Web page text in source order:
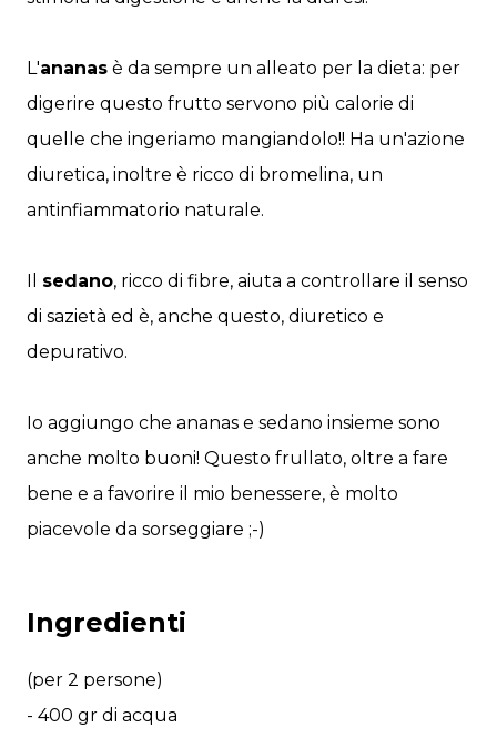
L'ananas è da sempre un alleato per la dieta: per
digerire questo frutto servono più calorie di
quelle che ingeriamo mangiandolo!! Ha un'azione
diuretica, inoltre è ricco di bromelina, un
antinfiammatorio naturale.
Il sedano, ricco di fibre, aiuta a controllare il senso
di sazietà ed è, anche questo, diuretico e
depurativo.
Io aggiungo che ananas e sedano insieme sono
anche molto buoni! Questo frullato, oltre a fare
bene e a favorire il mio benessere, è molto
piacevole da sorseggiare ;-)
Ingredienti
(per 2 persone)
- 400 gr di acqua